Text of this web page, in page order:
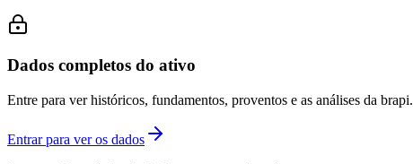
Dados completos do ativo
Entre para ver históricos, fundamentos, proventos e as análises da brapi.
Entrar para ver os dados